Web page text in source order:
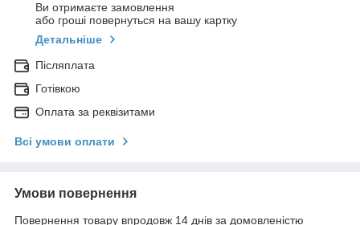
Ви отримаєте замовлення
або гроші повернуться на вашу картку
Детальніше
Післяплата
Готівкою
Оплата за реквізитами
Всі умови оплати
Умови повернення
Повернення товару впродовж 14 днів за домовленістю